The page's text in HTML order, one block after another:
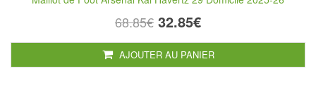
68.85€ 32.85€
AJOUTER AU PANIER